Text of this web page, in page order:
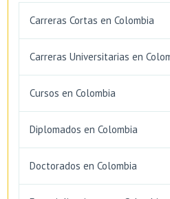
Carreras Cortas en Colombia
Carreras Universitarias en
Cursos en Colombia
Diplomados en Colombia
Doctorados en Colombia